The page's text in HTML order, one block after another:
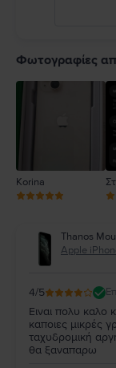
ro/guide/iphone/
Φωτογραφίες
Korina
Thanos
Apple
4/5
Ειναι πολυ καλο
καποιες μικρές
ταχυδρομική
θα ξαναπαρω